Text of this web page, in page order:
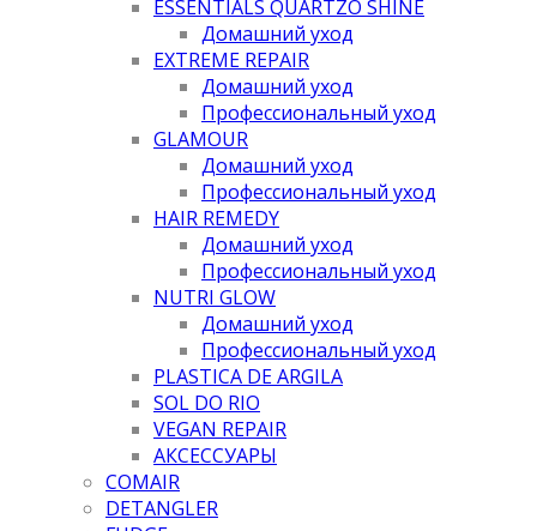
ESSENTIALS QUARTZO SHINE
Домашний уход
EXTREME REPAIR
Домашний уход
Профессиональный уход
GLAMOUR
Домашний уход
Профессиональный уход
HAIR REMEDY
Домашний уход
Профессиональный уход
NUTRI GLOW
Домашний уход
Профессиональный уход
PLASTICA DE ARGILA
SOL DO RIO
VEGAN REPAIR
АКСЕССУАРЫ
COMAIR
DETANGLER